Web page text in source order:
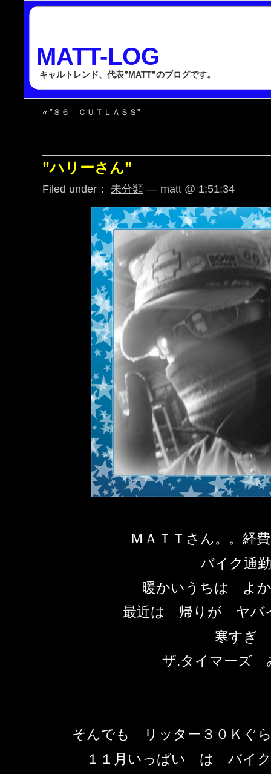
MATT-LOG
キャルトレンド、代表”MATT”のブログです。
« ”８６ ＣＵＴＬＡＳＳ”
”ハリーさん”
Filed under： 未分類 — matt @ 1:51:34
ＭＡＴＴさん。。経
バイク通勤
暖かいうちは よ
最近は 帰りが ヤバ
寒すぎ
ザ.タイマーズ
そんでも リッター３０Ｋぐ
１１月いっぱい は バイ